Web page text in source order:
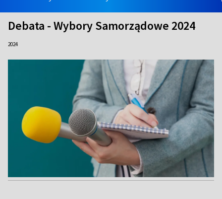
Debata - Wybory Samorządowe 2024
2024